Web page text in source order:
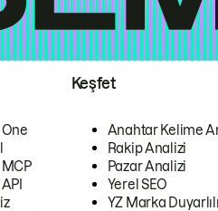
Keşfet
Anahtar Kelime
Rakip Analizi
Pazar Analizi
Yerel SEO
YZ Marka